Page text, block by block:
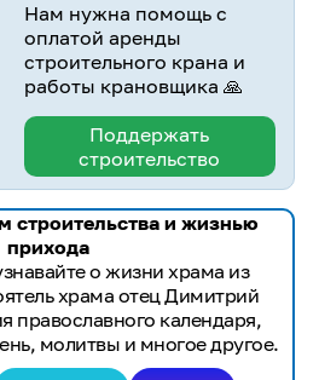
Нам нужна помощь с
оплатой аренды
строительного крана и
работы крановщика 🙏
Поддержать
строительство
строительства и жизнью
прихода
о жизни храма из
храма отец Димитрий
православного календаря,
молитвы и многое другое.